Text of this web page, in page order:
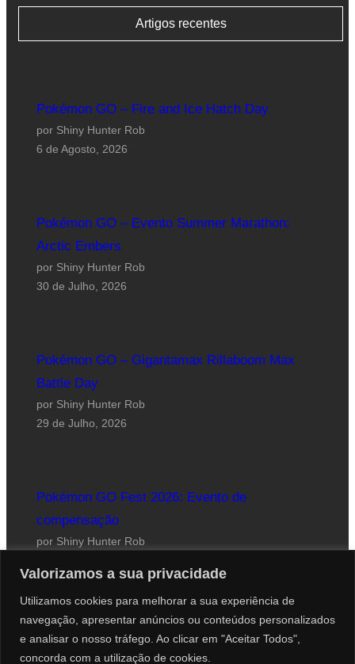
Valorizamos a sua privacidade
Utilizamos cookies para melhorar a sua experiência de
navegação, apresentar anúncios ou conteúdos personalizados
e analisar o nosso tráfego. Ao clicar em "Aceitar Todos",
concorda com a utilização de cookies.
Artigos recentes
Pokémon GO – Fire and Ice Hatch Day
por Shiny Hunter Rob
6 de Agosto, 2026
Pokémon GO – Evento Summer Marathon:
Arctic Embers
por Shiny Hunter Rob
30 de Julho, 2026
Pokémon GO – Gigantamax Rillaboom Max
Battle Day
por Shiny Hunter Rob
29 de Julho, 2026
Pokémon GO Fest 2026: Evento de
compensação
por Shiny Hunter Rob
Website desenhado por Roberto Coutinho